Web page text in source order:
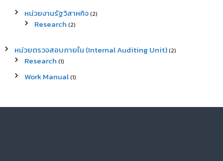
หน่วยงานรัฐวิสาหกิจ(2)
Research (2)
หน่วยตรวจสอบภายใน (Internal Auditing Unit)(2)
Research (1)
Work Manual(1)